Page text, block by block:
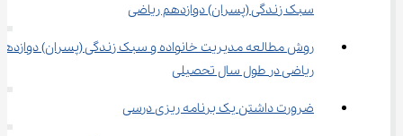
سبک زندگی (پسران) دوازدهم ریاضی
روش مطالعه مدیریت خانواده و سبک زندگی (پسران)
ریاضی در طول سال تحصیلی
ضرورت داشتن یک برنامه ریزی درسی